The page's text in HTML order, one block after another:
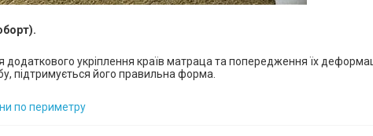
укріплення країв матраца та попередження їх
підтримується його правильна форма.